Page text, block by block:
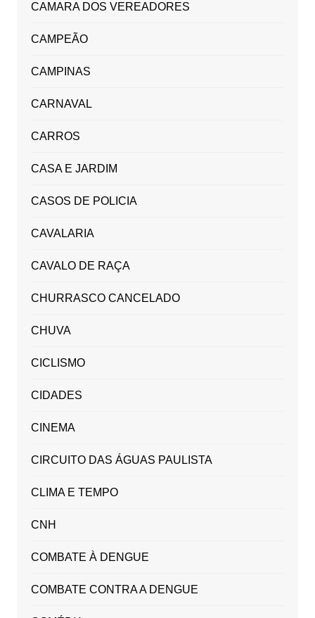
CAMARA DOS VEREADORES
CAMPEÃO
CAMPINAS
CARNAVAL
CARROS
CASA E JARDIM
CASOS DE POLICIA
CAVALARIA
CAVALO DE RAÇA
CHURRASCO CANCELADO
CHUVA
CICLISMO
CIDADES
CINEMA
CIRCUITO DAS ÁGUAS PAULISTA
CLIMA E TEMPO
CNH
COMBATE À DENGUE
COMBATE CONTRA A DENGUE